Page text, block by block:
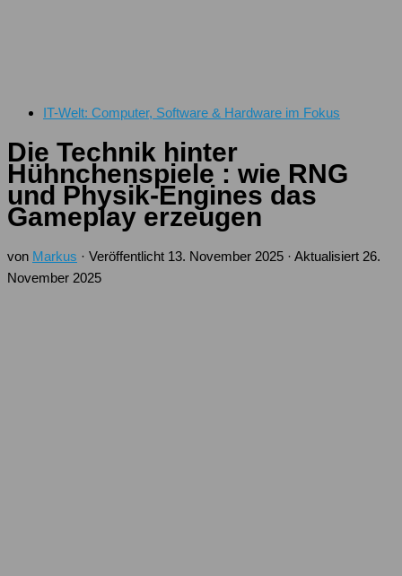
IT-Welt: Computer, Software & Hardware im Fokus
Die Technik hinter
Hühnchenspiele : wie RNG
und Physik-Engines das
Gameplay erzeugen
von Markus · Veröffentlicht 13. November 2025 · Aktualisiert 26.
November 2025